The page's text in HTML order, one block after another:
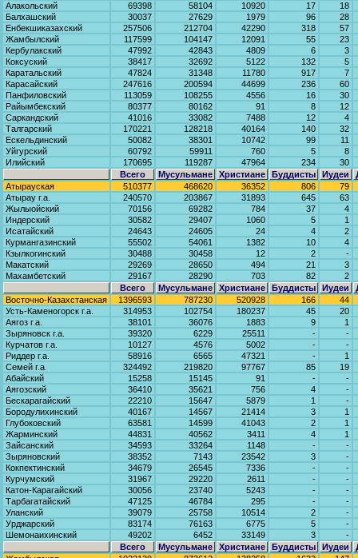
Алакольский
69398 58104 10920 17
18
Балхашский
30037 27629 1979 96
28
Енбекшиказахский
257506 212704 42290 318
57
Жамбылский
117599 104147 12091 55
23
Кербулакский
47992 42843 4809 6
3
Коксуский
38417 32692 5122 132
5
Каратальский
47824 31348 11780 917
7
Карасайский
247616 200594 44699 236
60
Панфиловский
113059 108255 4556 16
30
Райымбекский
80377 80162 91 8
12
Саркандский
41016 33082 7488 12
4
Талгарский
170221 128218 40164 140
32
Ескельдинский
50082 38301 10742 99
11
Уйгурский
60792 59911 760 5
8
Илийский
170695 119287 47964 234
30
Всего
Мусульмане Христиане Буддисты Иудеи
Атырауская
510377 468620 36352 806
79
Атырау г.а.
240570 203867 31893 645
63
Жылыойский
70156 69282 784 37
4
Индерский
30582 29407 1060 5
1
Исатайский
24643 24605 24 4
2
Курмангазинский
55502 54061 1382 10
4
Кзылкогинский
30488 30458 12 2
-
Макатский
29269 28650 494 21
3
Махамбетский
29167 28290 703 82
2
Всего
Мусульмане Христиане Буддисты Иудеи
Восточно-Казахстанская
1396593 787230 520928 166
44
Усть-Каменогорск г.а.
314953 102754 180237 45
20
Аягоз г.а.
38101 36076 1883 9
1
Зыряновск г.а.
39320 6229 25511 -
-
Курчатов г.а.
10127 4576 5002 -
-
Риддер г.а.
58916 6565 47321 -
1
Семей г.а.
324492 219820 97767 85
19
Абайский
15258 15145 91 -
-
Аягозский
36410 35621 756 4
-
Бескарагайский
22210 15647 5879 1
-
Бородулихинский
40167 14567 21414 3
1
Глубоковский
63581 14599 41043 2
1
Жарминский
44831 40562 3411 4
1
Зайсанский
34593 33264 1148 -
-
Зыряновский
38352 7143 23542 3
-
Кокпектинский
34679 26545 7336 -
-
Курчумский
31967 29220 2611 -
-
Катон-Карагайский
30056 23740 5243 -
-
Тарбагатайский
47125 46784 295 -
-
Уланский
39079 25758 10514 2
-
Урджарский
83174 76163 6775 5
-
Шемонаихинский
49202 6452 33149 3
-
Всего
Мусульмане Христиане Буддисты Иудеи